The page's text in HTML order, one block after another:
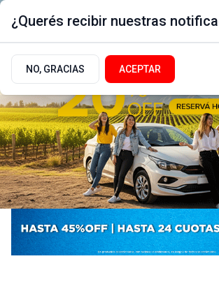
¿Querés recibir nuestras
NO, GRACIAS ACEPTAR